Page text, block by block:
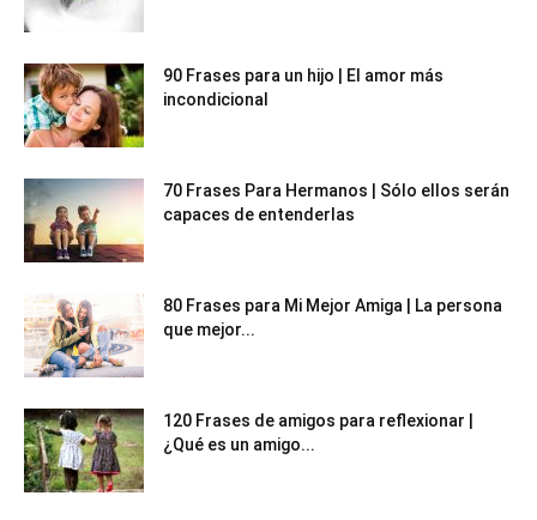
90 Frases para un hijo | El amor más
incondicional
70 Frases Para Hermanos | Sólo ellos serán
capaces de entenderlas
80 Frases para Mi Mejor Amiga | La persona
que mejor...
120 Frases de amigos para reflexionar |
¿Qué es un amigo...